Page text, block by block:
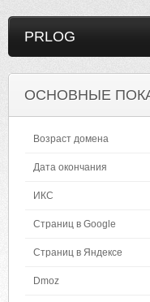
PRLOG
ОСНОВНЫЕ
Возраст домена
Дата окончания
ИКС
Страниц в Google
Страниц в Яндексе
Dmoz